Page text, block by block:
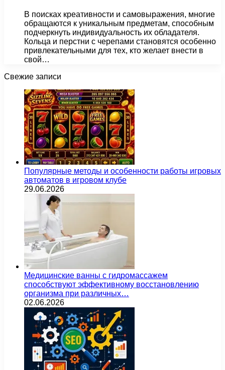
В поисках креативности и самовыражения, многие
обращаются к уникальным предметам, способным
подчеркнуть индивидуальность их обладателя.
Кольца и перстни с черепами становятся особенно
привлекательными для тех, кто желает внести в
свой…
Свежие записи
Популярные методы и особенности работы игровых
автоматов в игровом клубе
29.06.2026
Медицинские ванны с гидромассажем
способствуют эффективному восстановлению
организма при различных…
02.06.2026